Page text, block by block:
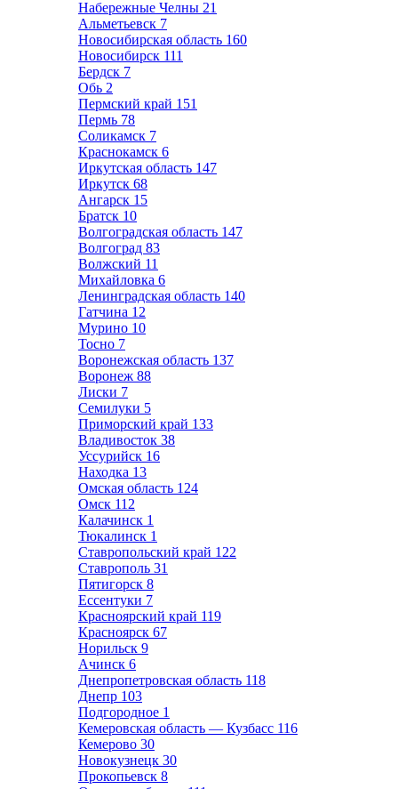
Набережные Челны 21
Альметьевск 7
Новосибирская область 160
Новосибирск 111
Бердск 7
Обь 2
Пермский край 151
Пермь 78
Соликамск 7
Краснокамск 6
Иркутская область 147
Иркутск 68
Ангарск 15
Братск 10
Волгоградская область 147
Волгоград 83
Волжский 11
Михайловка 6
Ленинградская область 140
Гатчина 12
Мурино 10
Тосно 7
Воронежская область 137
Воронеж 88
Лиски 7
Семилуки 5
Приморский край 133
Владивосток 38
Уссурийск 16
Находка 13
Омская область 124
Омск 112
Калачинск 1
Тюкалинск 1
Ставропольский край 122
Ставрополь 31
Пятигорск 8
Ессентуки 7
Красноярский край 119
Красноярск 67
Норильск 9
Ачинск 6
Днепропетровская область 118
Днепр 103
Подгородное 1
Кемеровская область — Кузбасс 116
Кемерово 30
Новокузнецк 30
Прокопьевск 8